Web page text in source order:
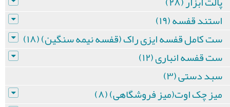
استند قفسه (۱۹)
ست کامل قفسه ایزی راک (قفسه نیمه سنگین) (۱۸)
ست قفسه انباری (۱۲)
سبد دستی (۳)
میز چک اوت(میز فروشگاهی) (۸)